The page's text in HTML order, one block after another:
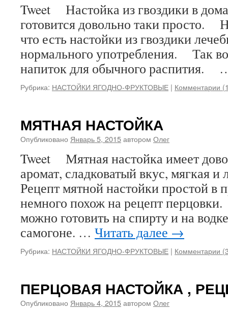
Tweet Настойка из гвоздики в
готовится довольно таки просто.
что есть настойки из гвоздики
нормального употребления. Так
напиток для обычного распития.
Рубрика: НАСТОЙКИ ЯГОДНО-ФРУКТОВЫЕ | Комментарии
МЯТНАЯ НАСТОЙКА
Опубликовано Январь 5, 2015автором Олег
Tweet Мятная настойка имеет
аромат, сладковатый вкус, мягкая
Рецепт мятной настойки простой в
немного похож на рецепт
можно готовить на спирту и на
самогоне. … Читать далее →
Рубрика: НАСТОЙКИ ЯГОДНО-ФРУКТОВЫЕ | Комментарии
ПЕРЦОВАЯ НАСТОЙКА ,
Опубликовано Январь 4, 2015автором Олег